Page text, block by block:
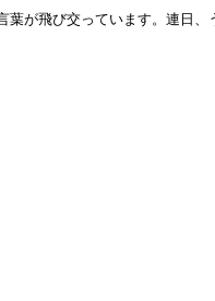
が飛び交っています。連日、